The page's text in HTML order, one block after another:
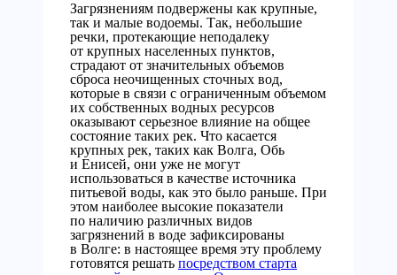
Загрязнениям подвержены как крупные,
так и малые водоемы. Так, небольшие
речки, протекающие неподалеку
от крупных населенных пунктов,
страдают от значительных объемов
сброса неочищенных сточных вод,
которые в связи с ограниченным объемом
их собственных водных ресурсов
оказывают серьезное влияние на общее
состояние таких рек. Что касается
крупных рек, таких как Волга, Обь
и Енисей, они уже не могут
использоваться в качестве источника
питьевой воды, как это было раньше. При
этом наиболее высокие показатели
по наличию различных видов
загрязнений в воде зафиксированы
в Волге: в настоящее время эту проблему
готовятся решать посредством старта